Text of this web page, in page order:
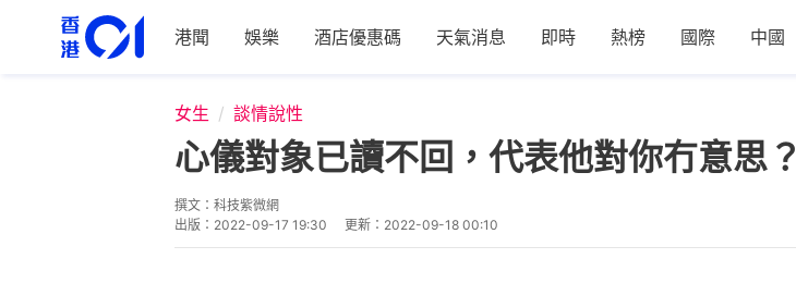
港聞 娛樂 酒店優惠碼 天氣消息 即時 熱榜 國際 中國
女生 談情說性
心儀對象已讀不回，代表他對你冇意思
撰文： 科技紫微網
出版： 2022-09-17 19:30 更新： 2022-09-18 00:10